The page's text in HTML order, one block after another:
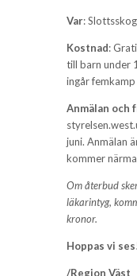
Var:
Kostnad:
till barn under
ingår
Anmälan och
juni. Anmälan
kommer
Om återbud
läkarintyg,
kronor.
Hoppas vi
/Region Väst